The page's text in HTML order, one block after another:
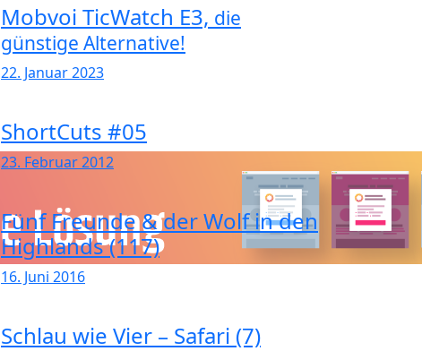
Mobvoi TicWatch E3, die
günstige Alternative!
22. Januar 2023
ShortCuts #05
23. Februar 2012
Fünf Freunde & der Wolf in den
Highlands (117)
16. Juni 2016
Schlau wie Vier – Safari (7)